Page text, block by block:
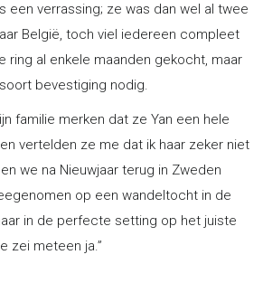
een verrassing; ze was dan wel al twee
België, toch viel iedereen compleet
ring al enkele maanden gekocht, maar
bevestiging nodig.
familie merken dat ze Yan een hele
vertelden ze me dat ik haar zeker niet
we na Nieuwjaar terug in Zweden
op een wandeltocht in de
in de perfecte setting op het juiste
zei meteen ja.”